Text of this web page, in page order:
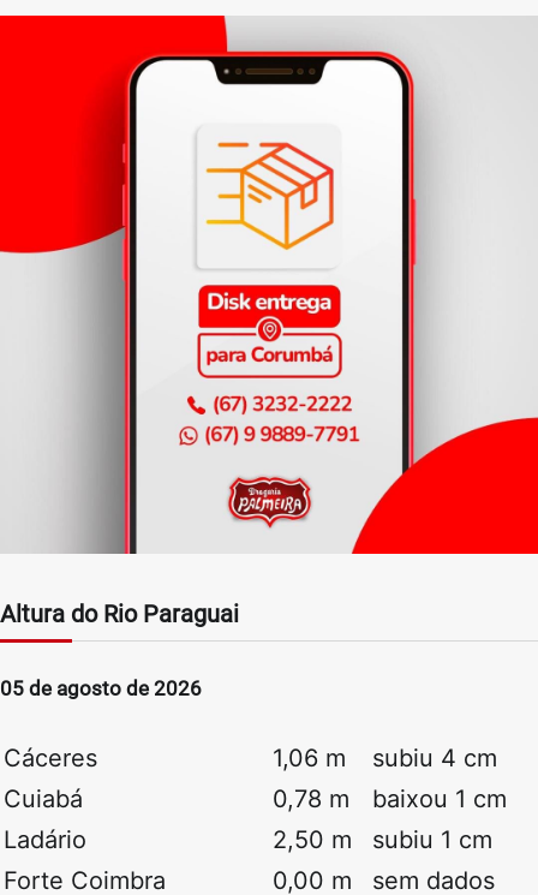
Altura do Rio Paraguai
05 de agosto de 2026
Cáceres 1,06 m
subiu 4 cm
Cuiabá
0,78 m
baixou 1 cm
Ladário
2,50 m
subiu 1 cm
Forte Coimbra
0,00 m sem dados